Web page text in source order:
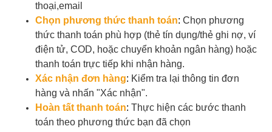
thoại,email
Chọn phương thức thanh toán: Chọn phương
thức thanh toán phù hợp (thẻ tín dụng/thẻ ghi nợ, ví
điện tử, COD, hoặc chuyển khoản ngân hàng) hoặc
thanh toán trực tiếp khi nhận hàng.
Xác nhận đơn hàng: Kiểm tra lại thông tin đơn
hàng và nhấn "Xác nhận".
Hoàn tất thanh toán: Thực hiện các bước thanh
toán theo phương thức bạn đã chọn